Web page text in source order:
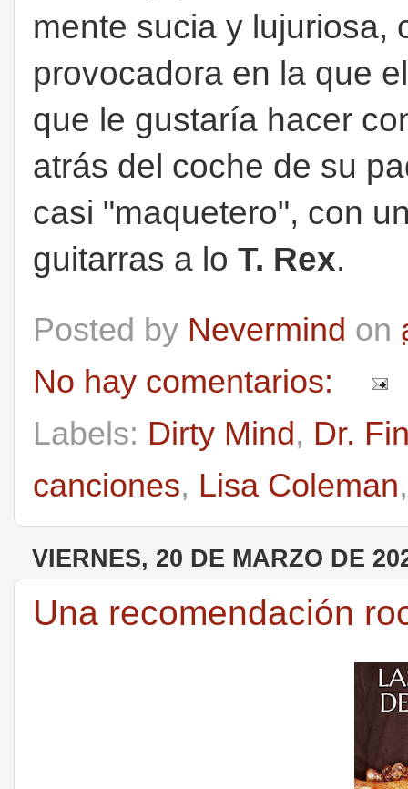
mente sucia y lujuriosa,
provocadora en la que
que le gustaría hacer
atrás del coche de su
casi "maquetero", con
guitarras a lo T. Rex.
Posted by Nevermind on
No hay comentarios:
Labels: Dirty Mind, Dr.
canciones, Lisa Coleman
VIERNES, 20 DE MARZO DE
Una recomendación